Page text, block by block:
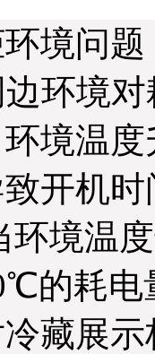
境问题
环境对
境温
开机
环境温
的耗
藏展